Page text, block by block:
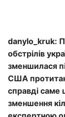
danylo_kruk:
обстрілів
зменшилася
США
справді
зменшення